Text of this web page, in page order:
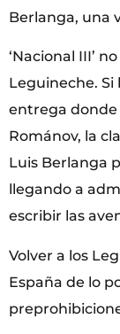
Berlanga, una
‘Nacional III’
Leguineche.
entrega donde
Románov, la
Luis Berlanga
llegando a
escribir las
Volver a los
España de lo